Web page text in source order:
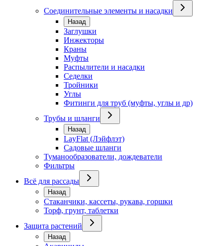
Соединительные элементы и насадки
Назад
Заглушки
Инжекторы
Краны
Муфты
Распылители и насадки
Седелки
Тройники
Углы
Фитинги для труб (муфты, углы и др)
Трубы и шланги
Назад
LayFlat (Лэйфлэт)
Садовые шланги
Туманообразователи, дождеватели
Фильтры
Всё для рассады
Назад
Стаканчики, кассеты, рукава, горшки
Торф, грунт, таблетки
Защита растений
Назад